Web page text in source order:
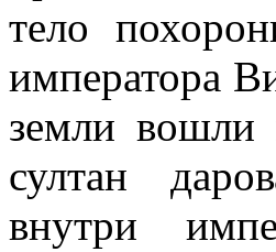
тело
императора
земли вошли
султан
внутри